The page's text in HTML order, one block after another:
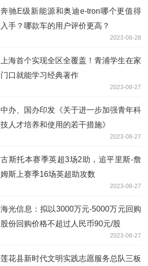
奔驰E级新能源和奥迪e-tron哪个更值得
入手？哪款车的用户评价更高？
2023-08-28
上海首个实现全区全覆盖！青浦学生在家
门口就能学习经典著作
2023-08-27
中办、国办印发《关于进一步加强青年科
技人才培养和使用的若干措施》
2023-08-27
古斯托本赛季英超3场2助，追平里斯-詹
姆斯上赛季16场英超助攻数
2023-08-27
海光信息：拟以3000万元-5000万元回购
股份回购价格不超过人民币90元/股
2023-08-27
莲花县新时代文明实践志愿服务总队三板